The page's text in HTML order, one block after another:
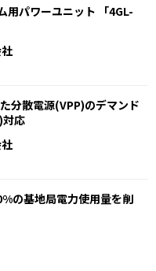
用パワーユニット 「4GL-
分散電源(VPP)のデマンド
対応
の基地局電力使用量を削